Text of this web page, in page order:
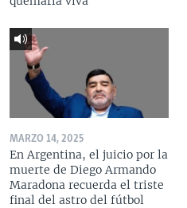
MARZO 14, 2025
En Argentina, el juicio por la
muerte de Diego Armando
Maradona recuerda el triste
final del astro del fútbol